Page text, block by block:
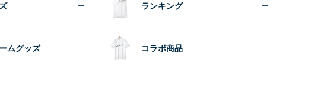
ムグッズ
ランキング
コラボ商品